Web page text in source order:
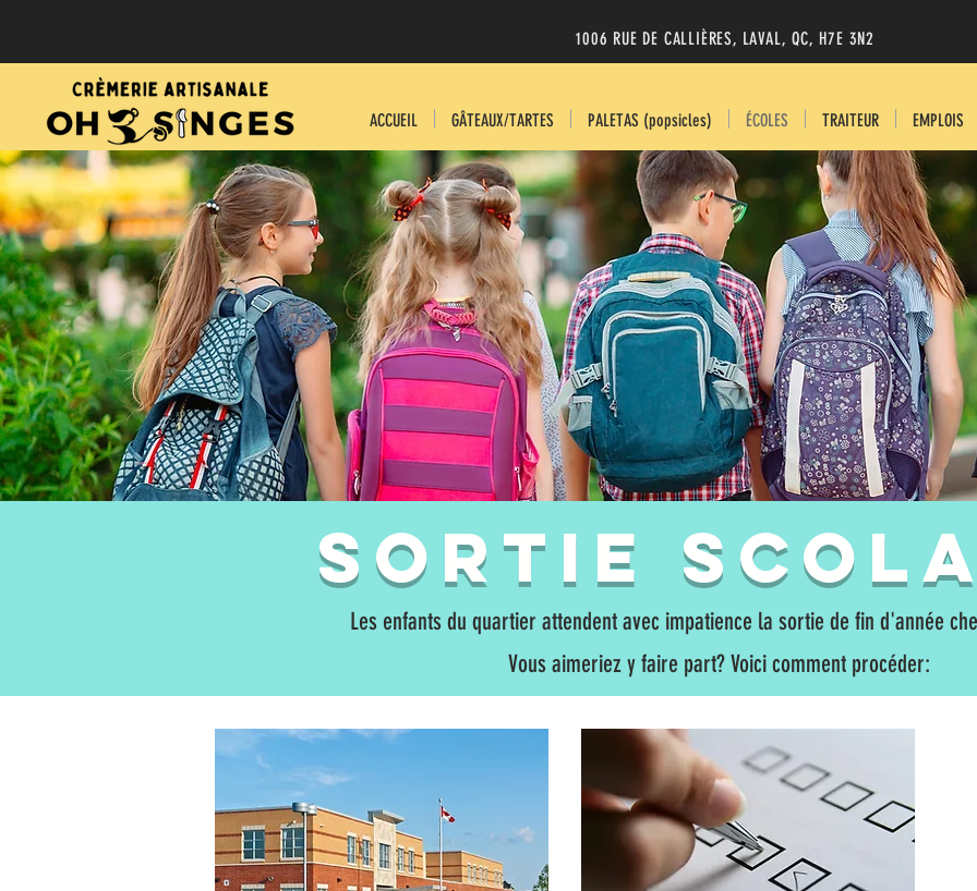
1006 RUE DE CALLIÈRES, LAVAL, QC, H7E 3N2
ACCUEIL GÂTEAUX/TARTES PALETAS (popsicles) ÉCOLES TRAITEUR EMPLOIS
SOrtie
Les enfants du quartier attendent avec impatience la sortie de fin d'année
Vous aimeriez y faire part? Voici comment procéder: